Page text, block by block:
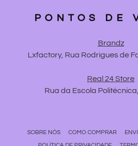
PONTOS DE
Brandz
Lxfactory, Rua Rodrigues de
Real 24 Store
Rua da Escola
SOBRE NÓS COMO COMPRAR